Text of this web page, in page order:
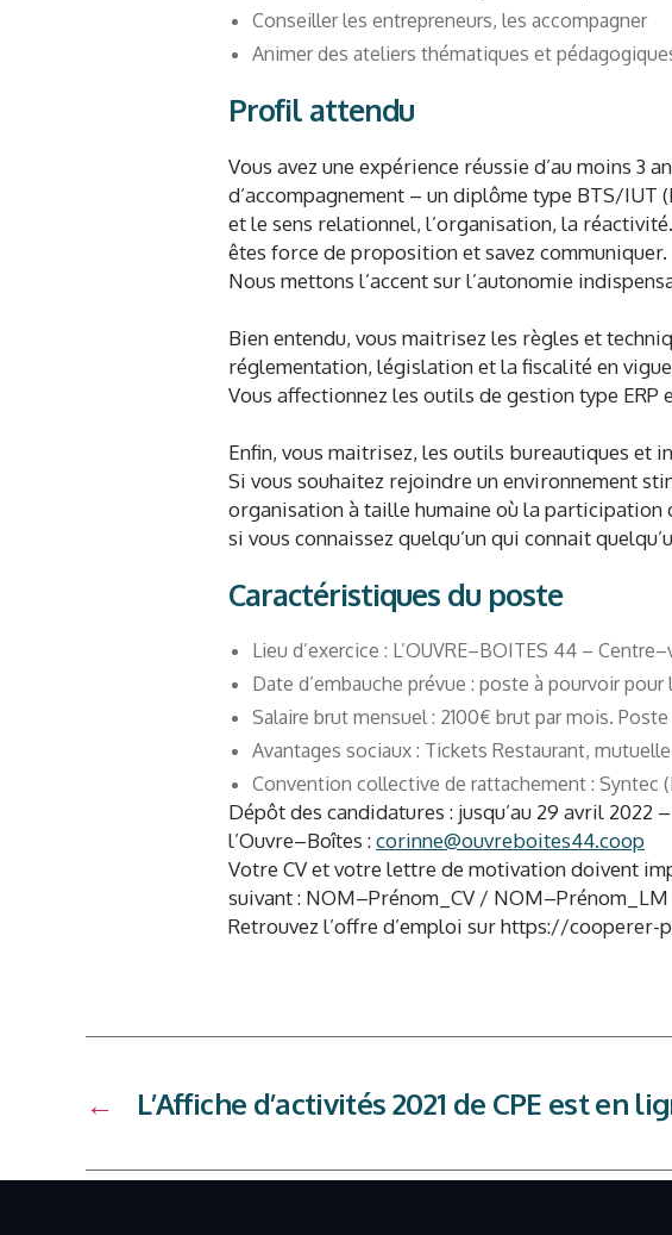
Conseiller les entrepreneurs, les accompagner
Animer des ateliers thématiques et
Profil attendu
Vous avez une expérience réussie d’au moins
d’accompagnement – un diplôme type BTS/IUT
et le sens relationnel, l’organisation, la
êtes force de proposition et savez communiquer.
Nous mettons l’accent sur l’autonomie
Bien entendu, vous maitrisez les règles et
réglementation, législation et la fiscalité en
Vous affectionnez les outils de gestion type ERP
Enfin, vous maitrisez, les outils bureautiques et
Si vous souhaitez rejoindre un environnement
organisation à taille humaine où la participation
si vous connaissez quelqu’un qui connait
Caractéristiques du poste
Lieu d’exercice : L’OUVRE–BOITES 44 –
Date d’embauche prévue : poste à pourvoir
Salaire brut mensuel : 2100€ brut par mois.
Avantages sociaux : Tickets Restaurant,
Convention collective de rattachement : Syntec
Dépôt des candidatures : jusqu’au 29 avril
l’Ouvre–Boîtes :corinne@ouvreboites44.coop
Votre CV et votre lettre de motivation doivent
suivant : NOM–Prénom_CV / NOM–Prénom_LM
Retrouvez l’offre d’emploi sur https://
← L’Affiche d’activités 2021 de CPE est en